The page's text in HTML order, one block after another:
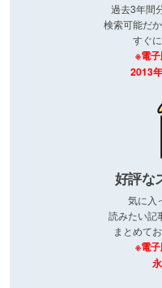
過去3年間
検索可能だ
すぐ
※電
2013
好評な
気に入
読みたい記
まとめて
※電